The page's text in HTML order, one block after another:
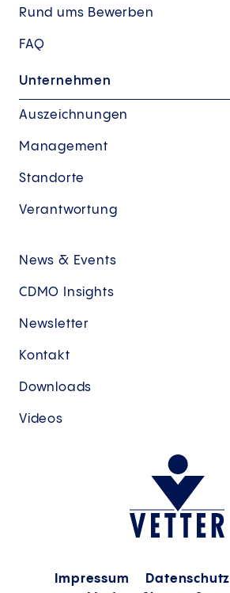
Rund ums Bewerben
FAQ
Unternehmen
Auszeichnungen
Management
Standorte
Verantwortung
News & Events
CDMO Insights
Newsletter
Kontakt
Downloads
Videos
Impressum Datenschutz